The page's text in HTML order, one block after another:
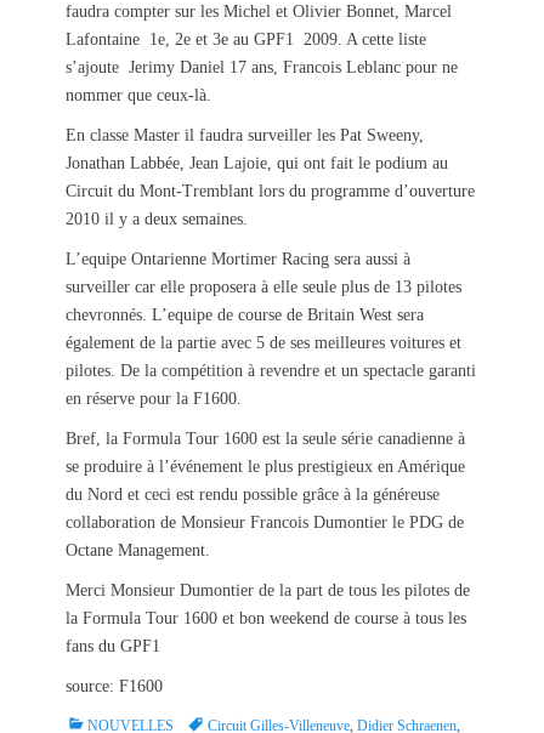
faudra compter sur les Michel et Olivier Bonnet, Marcel
Lafontaine 1e, 2e et 3e au GPF1 2009. A cette liste
s’ajoute Jerimy Daniel 17 ans, Francois Leblanc pour ne
nommer que ceux-là.
En classe Master il faudra surveiller les Pat Sweeny,
Jonathan Labbée, Jean Lajoie, qui ont fait le podium au
Circuit du Mont-Tremblant lors du programme d’ouverture
2010 il y a deux semaines.
L’equipe Ontarienne Mortimer Racing sera aussi à
surveiller car elle proposera à elle seule plus de 13 pilotes
chevronnés. L’equipe de course de Britain West sera
également de la partie avec 5 de ses meilleures voitures et
pilotes. De la compétition à revendre et un spectacle garanti
en réserve pour la F1600.
Bref, la Formula Tour 1600 est la seule série canadienne à
se produire à l’événement le plus prestigieux en Amérique
du Nord et ceci est rendu possible grâce à la généreuse
collaboration de Monsieur Francois Dumontier le PDG de
Octane Management.
Merci Monsieur Dumontier de la part de tous les pilotes de
la Formula Tour 1600 et bon weekend de course à tous les
fans du GPF1
source: F1600
C
NOUVELLES
T
Circuit Gilles-Villeneuve Didier Schraenen